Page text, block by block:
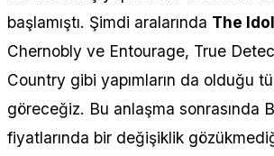
başlamıştı. Şimdi aralarında The Idol
Chernobly ve Entourage, True
Country gibi yapımların da olduğu
göreceğiz. Bu anlaşma sonrasında
fiyatlarında bir değişiklik